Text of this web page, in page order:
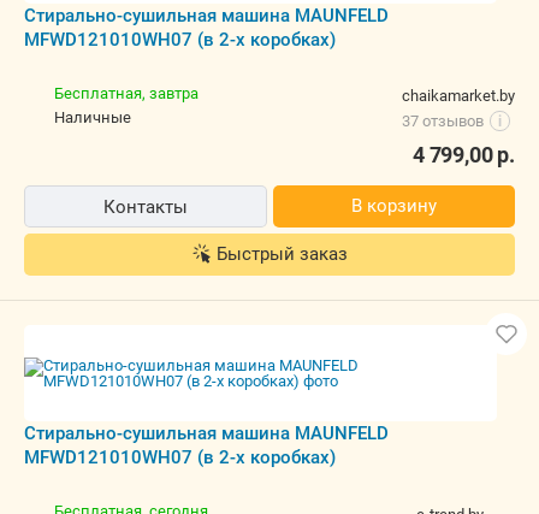
Стирально-сушильная машина MAUNFELD
MFWD121010WH07 (в 2-х коробках)
chaikamarket.by
37 отзывов
i
Бесплатная, завтра
наличные
4 799,00р.
Контакты В корзину
Быстрый заказ
Стирально-сушильная машина MAUNFELD
MFWD121010WH07 (в 2-х коробках)